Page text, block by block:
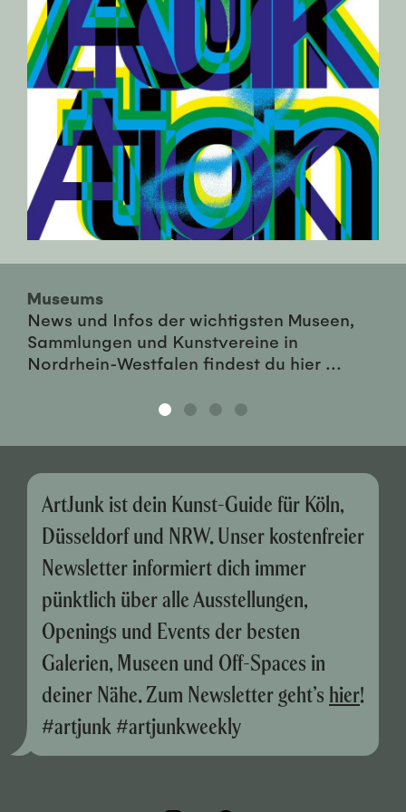
Museums
News und Infos der wichtigsten Museen,
Sammlungen und Kunstvereine in
Nordrhein-Westfalen findest du hier ...
ArtJunk ist dein Kunst-Guide für Köln,
Düsseldorf und NRW. Unser kostenfreier
Newsletter informiert dich immer
pünktlich über alle Ausstellungen,
Openings und Events der besten
Galerien, Museen und Off-Spaces in
deiner Nähe. Zum Newsletter geht’s hier!
#artjunk #artjunkweekly